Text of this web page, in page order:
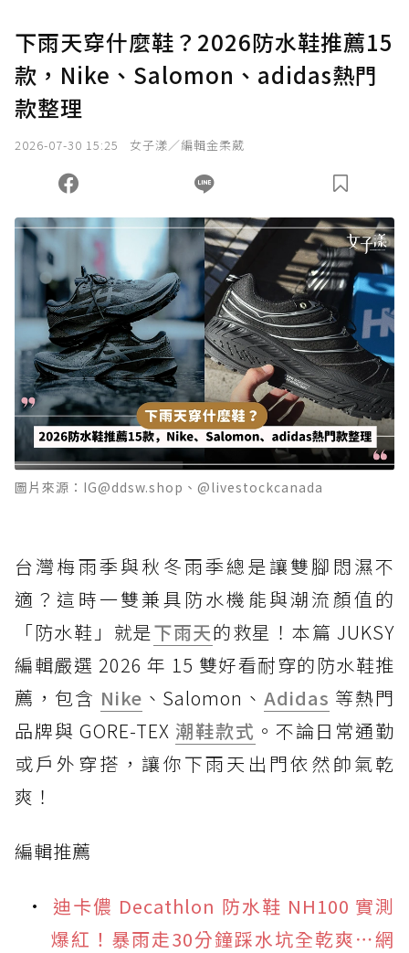
下雨天穿什麼鞋？2026防水鞋推薦15
款，Nike、Salomon、adidas熱門
款整理
2026-07-30 15:25 女子漾／編輯金柔葳
圖片來源：IG@ddsw.shop、@livestockcanada
台灣梅雨季與秋冬雨季總是讓雙腳悶濕不
適？這時一雙兼具防水機能與潮流顏值的
「防水鞋」就是下雨天的救星！本篇 JUKSY
編輯嚴選 2026 年 15 雙好看耐穿的防水鞋推
薦，包含 Nike 、Salomon、Adidas 等熱門
品牌與 GORE-TEX 潮鞋款式 。不論日常通勤
或戶外穿搭，讓你下雨天出門依然帥氣乾
爽！
編輯推薦
迪卡儂 Decathlon 防水鞋 NH100 實測
爆紅！暴雨走30分鐘踩水坑全乾爽⋯網